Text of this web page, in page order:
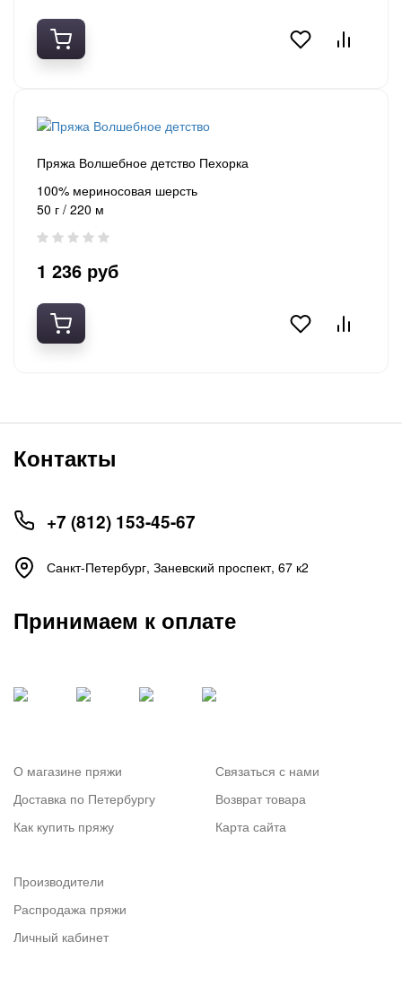
Пряжа Волшебное детство Пехорка
100% мериносовая шерсть
50 г / 220 м
1 236 руб
О магазине пряжи
Доставка по Петербургу
Как купить пряжу
Связаться с нами
Возврат товара
Карта сайта
Производители
Распродажа пряжи
Личный кабинет
Контакты
+7 (812) 153-45-67
Санкт-Петербург, ​Заневский проспект, 67 к2
Принимаем к оплате